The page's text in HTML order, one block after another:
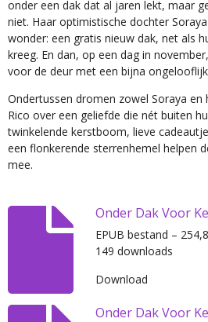
onder een dak dat al jaren lekt, maar
niet. Haar optimistische dochter
wonder: een gratis nieuw dak, net als
kreeg. En dan, op een dag in
voor de deur met een bijna
Ondertussen dromen zowel Soraya
Rico over een geliefde die nét buiten
twinkelende kerstboom, lieve
een flonkerende sterrenhemel helpen
mee.
Onder Dak Voor
EPUB bestand –
149 downloads
Download
Onder Dak Voor